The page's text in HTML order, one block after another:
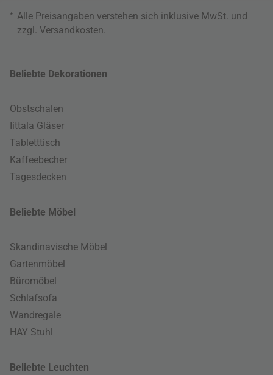
* Alle Preisangaben verstehen sich inklusive MwSt. und
zzgl. Versandkosten
Beliebte Dekorationen
Obstschalen
Iittala Gläser
Tabletttisch
Kaffeebecher
Tagesdecken
Beliebte Möbel
Skandinavische Möbel
Gartenmöbel
Büromöbel
Schlafsofa
Wandregale
HAY Stuhl
Beliebte Leuchten